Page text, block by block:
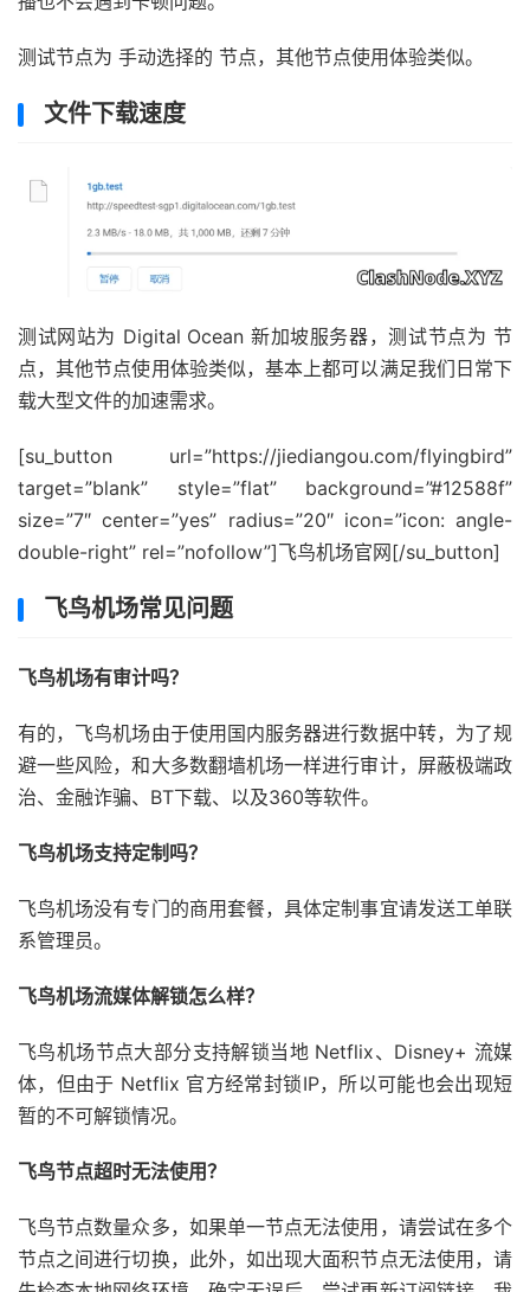
测试节点为 手动选择的 节点，其他节点使用体验类似。
文件下载速度
测试网站为 Digital Ocean 新加坡服务器，测试节点为 节
点，其他节点使用体验类似，基本上都可以满足我们日常下
载大型文件的加速需求。
[su_button url=”https://jiediangou.com/flyingbird”
target=”blank” style=”flat” background=”#12588f”
size=”7″ center=”yes” radius=”20″ icon=”icon: angle-
double-right” rel=”nofollow”]飞鸟机场官网[/su_button]
飞鸟机场常见问题
飞鸟机场有审计吗？
有的，飞鸟机场由于使用国内服务器进行数据中转，为了规
避一些风险，和大多数翻墙机场一样进行审计，屏蔽极端政
治、金融诈骗、BT下载、以及360等软件。
飞鸟机场支持定制吗？
飞鸟机场没有专门的商用套餐，具体定制事宜请发送工单联
系管理员。
飞鸟机场流媒体解锁怎么样？
飞鸟机场节点大部分支持解锁当地 Netflix、Disney+ 流媒
体，但由于 Netflix 官方经常封锁IP，所以可能也会出现短
暂的不可解锁情况。
飞鸟节点超时无法使用？
飞鸟节点数量众多，如果单一节点无法使用，请尝试在多个
节点之间进行切换，此外，如出现大面积节点无法使用，请